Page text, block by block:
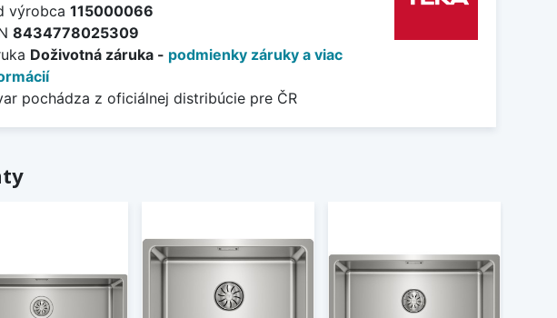
výrobca 115000066
8434778025309
Doživotná záruka - podmienky záruky a viac
pochádza z oficiálnej distribúcie pre ČR